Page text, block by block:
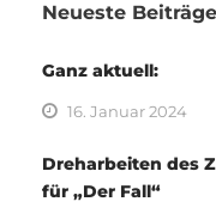
Neueste Beiträge
Ganz aktuell:
16. Januar 2024
Dreharbeiten des
für „Der Fall“